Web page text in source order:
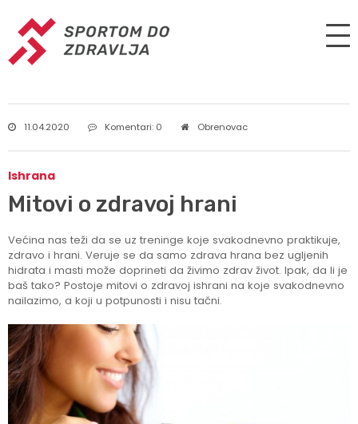
11.04.2020 Komentari: 0 Obrenovac
Ishrana
Mitovi o zdravoj hrani
Većina nas teži da se uz treninge koje svakodnevno praktikuje,
zdravo i hrani. Veruje se da samo zdrava hrana bez ugljenih
hidrata i masti može doprineti da živimo zdrav život. Ipak, da li je
baš tako? Postoje mitovi o zdravoj ishrani na koje svakodnevno
nailazimo, a koji u potpunosti i nisu tačni.